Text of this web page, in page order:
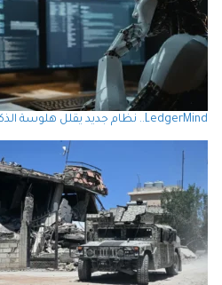
LedgerMind.. نظام جديد يقلل هلوسة الذكاء الاصطناعي دون إعادة تدريبه